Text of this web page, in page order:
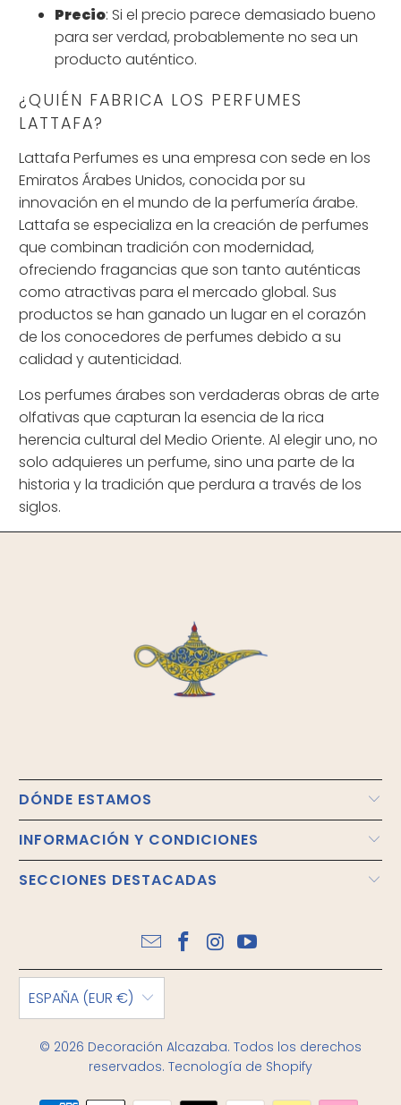
Precio: Si el precio parece demasiado bueno
para ser verdad, probablemente no sea un
producto auténtico.
¿QUIÉN FABRICA LOS PERFUMES
LATTAFA?
Lattafa Perfumes es una empresa con sede en los
Emiratos Árabes Unidos, conocida por su
innovación en el mundo de la perfumería árabe.
Lattafa se especializa en la creación de perfumes
que combinan tradición con modernidad,
ofreciendo fragancias que son tanto auténticas
como atractivas para el mercado global. Sus
productos se han ganado un lugar en el corazón
de los conocedores de perfumes debido a su
calidad y autenticidad.
Los perfumes árabes son verdaderas obras de arte
olfativas que capturan la esencia de la rica
herencia cultural del Medio Oriente. Al elegir uno, no
solo adquieres un perfume, sino una parte de la
historia y la tradición que perdura a través de los
siglos.
DÓNDE ESTAMOS
INFORMACIÓN Y CONDICIONES
SECCIONES DESTACADAS
ESPAÑA (EUR €)
© 2026 Decoración Alcazaba. Todos los derechos
reservados. Tecnología de Shopify